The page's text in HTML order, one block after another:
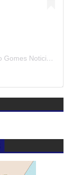
Uma publicação partilhada por Blog Adalberto Gomes Noticias (@blogadalbertogomesnoticiass)